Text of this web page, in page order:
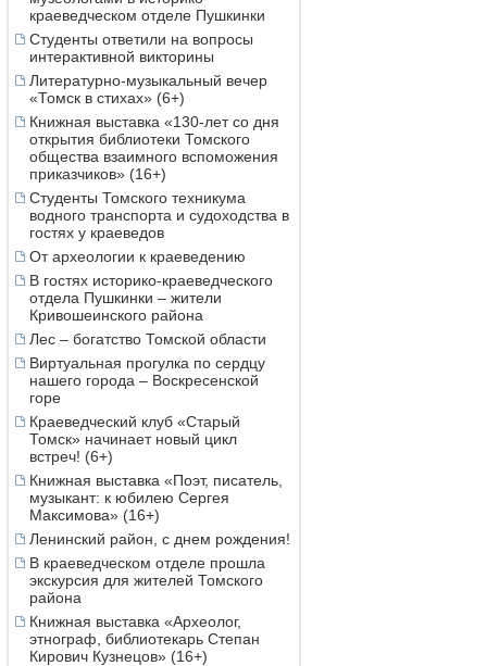
краеведческом отделе Пушкинки
Студенты ответили на вопросы
интерактивной викторины
Литературно-музыкальный вечер
«Томск в стихах» (6+)
Книжная выставка «130-лет со дня
открытия библиотеки Томского
общества взаимного вспоможения
приказчиков» (16+)
Студенты Томского техникума
водного транспорта и судоходства в
гостях у краеведов
От археологии к краеведению
В гостях историко-краеведческого
отдела Пушкинки – жители
Кривошеинского района
Лес – богатство Томской области
Виртуальная прогулка по сердцу
нашего города – Воскресенской
горе
Краеведческий клуб «Старый
Томск» начинает новый цикл
встреч! (6+)
Книжная выставка «Поэт, писатель,
музыкант: к юбилею Сергея
Максимова» (16+)
Ленинский район, с днем рождения!
В краеведческом отделе прошла
экскурсия для жителей Томского
района
Книжная выставка «Археолог,
этнограф, библиотекарь Степан
Кирович Кузнецов» (16+)